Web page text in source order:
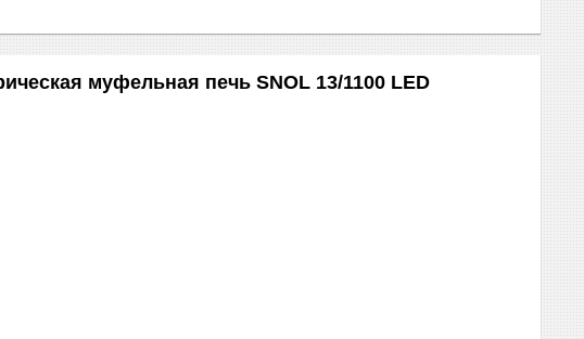
муфельная печь SNOL 13/1100 LED